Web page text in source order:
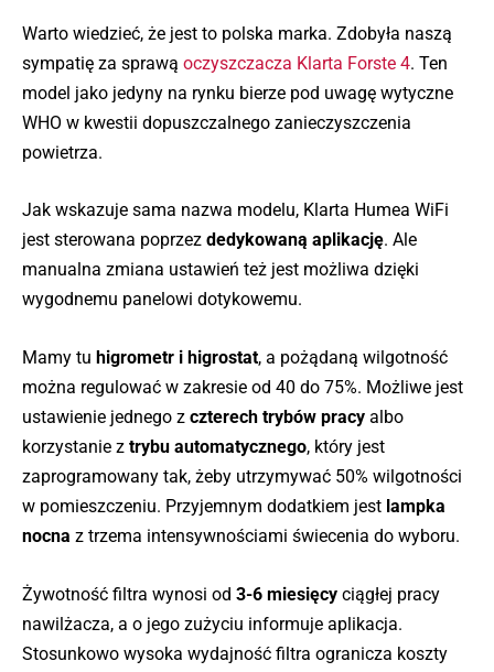
Philips
HU2716/10
32 m² 200 ml/h 34 dB
Philips
25 m² 220 ml/h
25 - 50
HU4801/01
dB
Stadler
Form Oskar
370 g/h
26 – 39
dB
Little
Stylies
Alaze
40 m² 280 g/h 27 dB
ENE001
16 m² b.d. b.d.
Winix
55 m² 400 ml/h 44 dB
Daikin
MCK55W
41 m² 500 ml/h 19-59 dB
Sharp KC-
23 – 47
Warto wiedzieć, że jest to polska marka. Zdobyła naszą
sympatię za sprawą oczyszczacza Klarta Forste 4. Ten
model jako jedyny na rynku bierze pod uwagę wytyczne
WHO w kwestii dopuszczalnego zanieczyszczenia
powietrza.
Jak wskazuje sama nazwa modelu, Klarta Humea WiFi
jest sterowana poprzez dedykowaną aplikację. Ale
manualna zmiana ustawień też jest możliwa dzięki
wygodnemu panelowi dotykowemu.
Mamy tu higrometr i higrostat, a pożądaną wilgotność
można regulować w zakresie od 40 do 75%. Możliwe jest
ustawienie jednego z czterech trybów pracy albo
korzystanie z trybu automatycznego, który jest
zaprogramowany tak, żeby utrzymywać 50% wilgotności
w pomieszczeniu. Przyjemnym dodatkiem jest lampka
nocna z trzema intensywnościami świecenia do wyboru.
Żywotność filtra wynosi od 3-6 miesięcy ciągłej pracy
nawilżacza, a o jego zużyciu informuje aplikacja.
Stosunkowo wysoka wydajność filtra ogranicza koszty